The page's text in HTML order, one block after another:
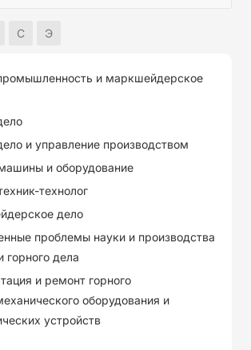
С Э
и маркшейдерское
и управление производством
и оборудование
технолог
дело
проблемы науки и производства
горного дела
и ремонт горного
оборудования и
устройств